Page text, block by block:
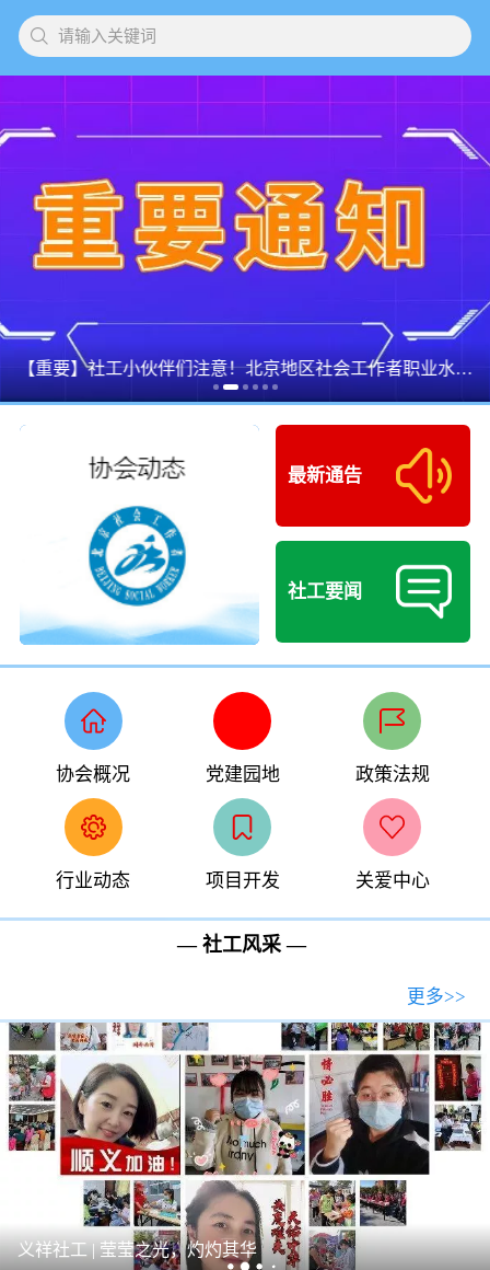
请输入关键词
【重要】社工小伙伴们注意！北京地区社会工作者职业水平考试网上确认的通知出来啦！
最新通告
社工要闻
协会概况 党建园地 政策法规
行业动态 项目开发 关爱中心
— 社工风采 —
更多>>
义祥社工 | 莹莹之光，灼灼其华